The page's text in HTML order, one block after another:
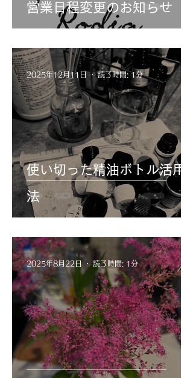
営業日程変更のお知らせ
使い切った精油ボトル活用
法
2025年12月11日 読了時間: 1分
2025年8月22日 読了時間: 1分